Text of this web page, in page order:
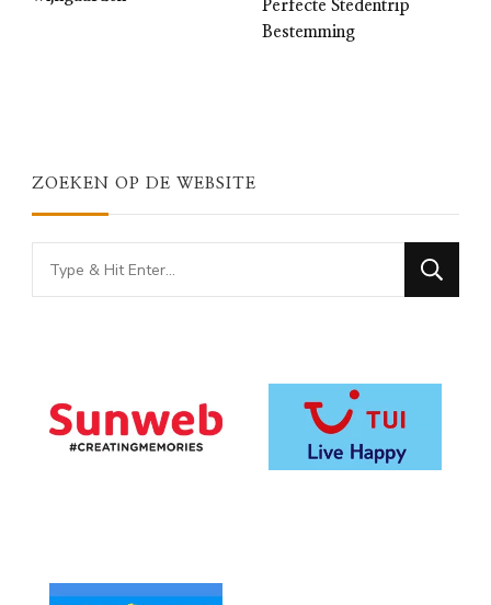
Perfecte Stedentrip
Bestemming
ZOEKEN OP DE WEBSITE
Looking
for